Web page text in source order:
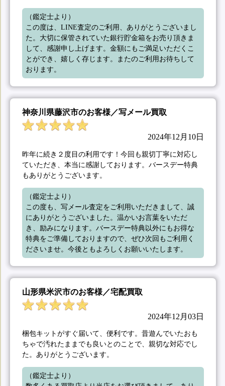
（鑑定士より）
この度は、LINE査定のご利用、ありがとうございまし
た。大切に保管されていた銀行貯金箱をお売り頂きま
して、感謝申し上げます。金額にもご満足いただくこ
とができ、嬉しく存じます。またのご利用お待ちして
おります。
神奈川県藤沢市のお客様／写メール買取
2024年12月10日
昨年に続き２度目の利用です！今回も親切丁寧に対応し
ていただき、本当に感謝しております。バースデー特典
もありがとうございます。
（鑑定士より）
この度も、写メール査定をご利用いただきまして、誠
にありがとうございました。温かいお言葉をいただ
き、励みになります。バースデー特典以外にもお得な
特典をご準備しておりますので、ぜひ次回もご利用く
ださいませ。今後ともよろしくお願いいたします。
山形県米沢市のお客様／宅配買取
2024年12月03日
梱包キットがすぐ届いて、便利です。昔遊んでいたおも
ちゃで汚れたままでも良いとのことで、親切な対応でし
た。ありがとうございます。
（鑑定士より）